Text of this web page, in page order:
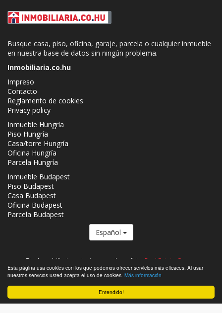
Entendido!
Esta página usa cookies con los que podemos ofrecer servicios más eficaces. Al usar
nuestros servicios usted acepta el uso de cookies. Más información
Busque casa, piso, oficina, garaje, parcela o cualquier inmueble
en nuestra base de datos sin ningún problema.
Inmobiliaria.co.hu
Impreso
Contacto
Reglamento de cookies
Privacy policy
Inmueble Hungría
Piso Hungría
Casa/torre Hungría
Oficina Hungría
Parcela Hungría
Inmueble Budapest
Piso Budapest
Casa Budapest
Oficina Budapest
Parcela Budapest
Español
The Inmobiliaria.co.hu is a member of the Real Estate Group.
Inmuebles que se venden en Hungría - Inmobiliaria.co.hu © 2026 Todos
los derechos reservados